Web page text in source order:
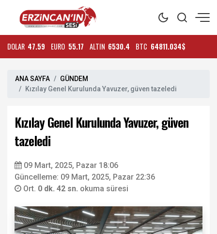
DOLAR 47.59 EURO 55.17 ALTIN 6530.4 BTC 64811.034$
ANA SAYFA
GÜNDEM
Kızılay Genel Kurulunda Yavuzer, güven tazeledi
Kızılay Genel Kurulunda Yavuzer, güven
tazeledi
09 Mart, 2025, Pazar 18:06
Güncelleme: 09 Mart, 2025, Pazar 22:36
Ort. 0 dk. 42 sn. okuma süresi